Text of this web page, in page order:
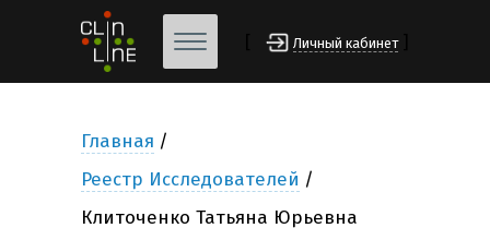
Личный кабинет
Главная
Реестр Исследователей
Клиточенко Татьяна Юрьевна